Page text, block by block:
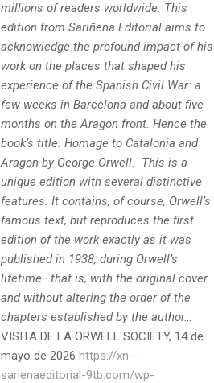
millions of readers worldwide. This
edition from Sariñena Editorial aims to
acknowledge the profound impact of his
work on the places that shaped his
experience of the Spanish Civil War: a
few weeks in Barcelona and about five
months on the Aragon front. Hence the
book’s title: Homage to Catalonia and
Aragon by George Orwell.
This is a
unique edition with several distinctive
features. It contains, of course, Orwell’s
famous text, but reproduces the first
edition of the work exactly as it was
published in 1938, during Orwell’s
lifetime—that is, with the original cover
and without altering the order of the
chapters established by the author…
VISITA DE LA ORWELL SOCIETY, 14 de
mayo de 2026 https://xn--
sarienaeditorial-9tb.com/wp-